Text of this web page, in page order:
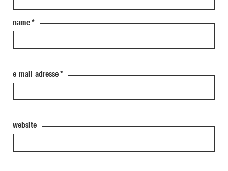
name*
e-mail-adresse*
website